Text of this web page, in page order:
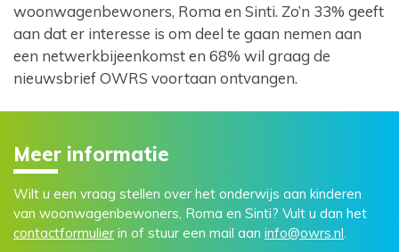
woonwagenbewoners, Roma en Sinti. Zo’n 33% geeft
aan dat er interesse is om deel te gaan nemen aan
een netwerkbijeenkomst en 68% wil graag de
nieuwsbrief OWRS voortaan ontvangen.
Meer informatie
Wilt u een vraag stellen over het onderwijs aan kinderen
van woonwagenbewoners, Roma en Sinti? Vult u dan het
contactformulier in of stuur een mail aan info@owrs.nl.